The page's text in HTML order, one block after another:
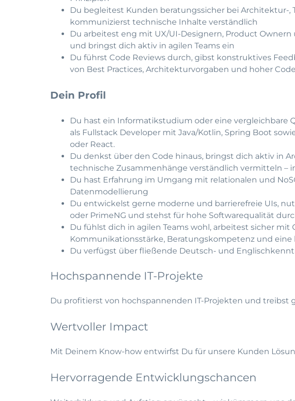
Du begleitest Kunden beratungssicher bei Architektur-
kommunizierst technische Inhalte verständlich
Du arbeitest eng mit UX/UI-Designern, Product
und bringst dich aktiv in agilen Teams ein
Du führst Code Reviews durch, gibst konstruktives
von Best Practices, Architekturvorgaben und hoher
Dein Profil
Du hast ein Informatikstudium oder eine vergleichbare
als Fullstack Developer mit Java/Kotlin, Spring Boot
oder React.
Du denkst über den Code hinaus, bringst dich aktiv in
technische Zusammenhänge verständlich vermitteln –
Du hast Erfahrung im Umgang mit relationalen und
Datenmodellierung
Du entwickelst gerne moderne und barrierefreie UIs,
oder PrimeNG und stehst für hohe Softwarequalität
Du fühlst dich in agilen Teams wohl, arbeitest sicher
Kommunikationsstärke, Beratungskompetenz und
Du verfügst über fließende Deutsch- und
Hochspannende IT-Projekte
Du profitierst von hochspannenden IT-Projekten und treibst
Wertvoller Impact
Mit Deinem Know-how entwirfst Du für unsere Kunden
Hervorragende Entwicklungschancen